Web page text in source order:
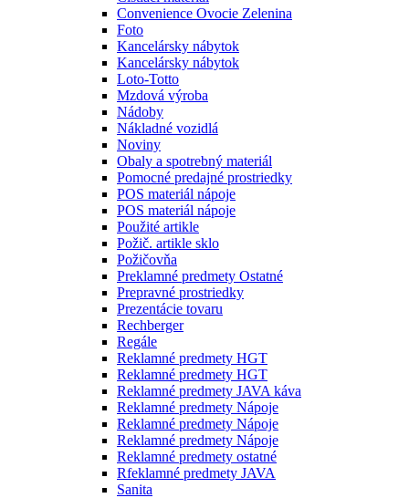
Convenience Ovocie Zelenina
Foto
Kancelársky nábytok
Kancelársky nábytok
Loto-Totto
Mzdová výroba
Nádoby
Nákladné vozidlá
Noviny
Obaly a spotrebný materiál
Pomocné predajné prostriedky
POS materiál nápoje
POS materiál nápoje
Použité artikle
Požič. artikle sklo
Požičovňa
Preklamné predmety Ostatné
Prepravné prostriedky
Prezentácie tovaru
Rechberger
Regále
Reklamné predmety HGT
Reklamné predmety HGT
Reklamné predmety JAVA káva
Reklamné predmety Nápoje
Reklamné predmety Nápoje
Reklamné predmety Nápoje
Reklamné predmety ostatné
Rfeklamné predmety JAVA
Sanita